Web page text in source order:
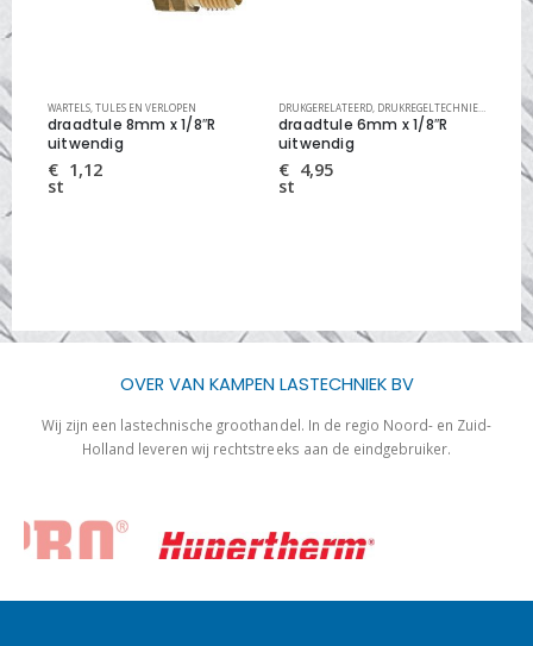
WARTELS, TULES EN VERLOPEN
WARTELS, TULES EN VERLOPEN
draadtule 8mm x 1/8″R
uitwendig
€ 1,12
st
DRUKGERELATEERD DRUKREGELTECHNIEK
draadtule 6mm x 1/8″R
uitwendig
€ 4,95
st st
OVER VAN KAMPEN LASTECHNIEK BV
Wij zijn een lastechnische groothandel. In de regio Noord- en Zuid-
Holland leveren wij rechtstreeks aan de eindgebruiker.